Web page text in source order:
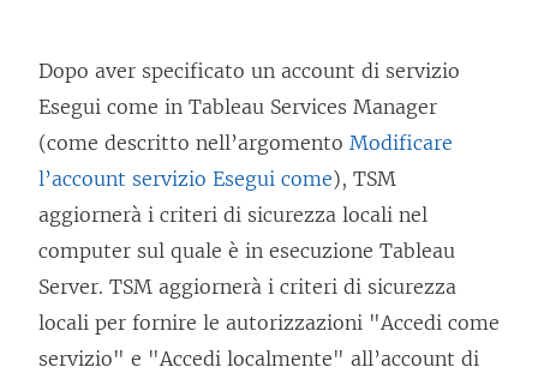
Dopo aver specificato un account di servizio
Esegui come in Tableau Services Manager
(come descritto nell’argomento Modificare
l’account servizio Esegui come), TSM
aggiornerà i criteri di sicurezza locali nel
computer sul quale è in esecuzione Tableau
Server. TSM aggiornerà i criteri di sicurezza
locali per fornire le autorizzazioni "Accedi come
servizio" e "Accedi localmente" all’account di